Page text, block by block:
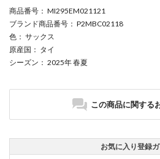
商品番号 ： MI295EM021121
ブランド商品番号 ： P2MBC02118
色 ： サックス
原産国 ： タイ
シーズン ： 2025年 春夏
この商品に関する
お気に入り登録